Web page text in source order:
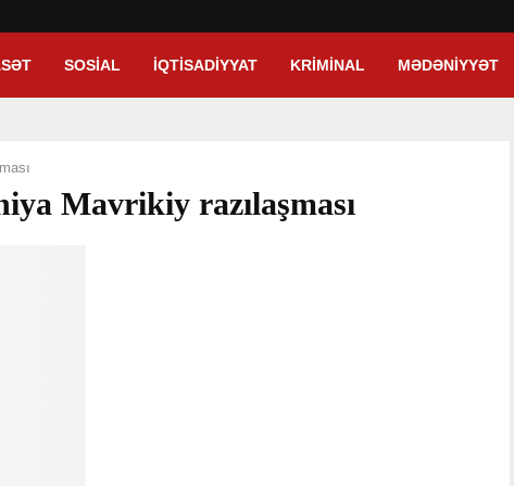
SOSIAL İQTISADIYYAT KRIMINAL MƏDƏNIYYƏT
Mavrikiy razılaşması